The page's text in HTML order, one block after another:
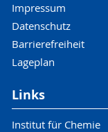
Impressum
Datenschutz
Barrierefreiheit
Lageplan
Links
Institut für Chemie